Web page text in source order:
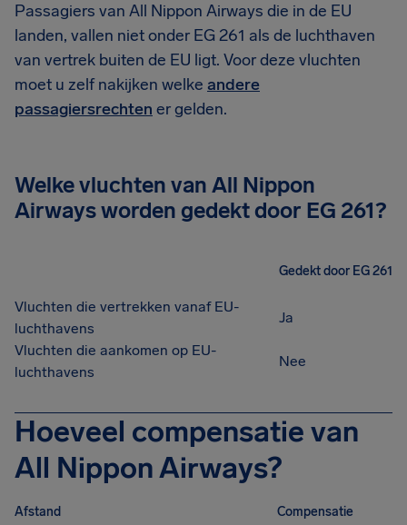
Passagiers van All Nippon Airways die in de EU
landen, vallen niet onder EG 261 als de luchthaven
van vertrek buiten de EU ligt. Voor deze vluchten
moet u zelf nakijken welke andere
passagiersrechten er gelden.
Welke vluchten van All Nippon
Airways worden gedekt door EG 261?
Gedekt door EG 261
Vluchten die vertrekken vanaf EU-
luchthavens
Ja
Vluchten die aankomen op EU-
luchthavens
Nee
Hoeveel compensatie van
All Nippon Airways?
Afstand Compensatie